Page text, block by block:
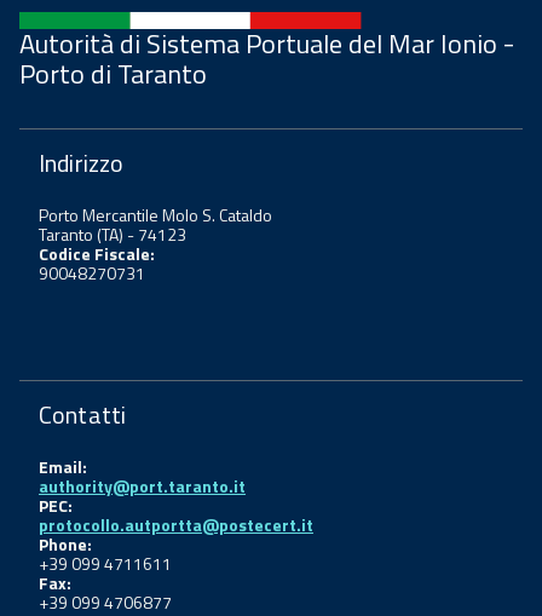
Autorità di Sistema Portuale del Mar Ionio -
Porto di Taranto
Indirizzo
Porto Mercantile Molo S. Cataldo
Taranto (TA) - 74123
Codice Fiscale:
90048270731
Contatti
Email:
authority@port.taranto.it
PEC:
protocollo.autportta@postecert.it
Phone:
+39 099 4711611
Fax:
+39 099 4706877